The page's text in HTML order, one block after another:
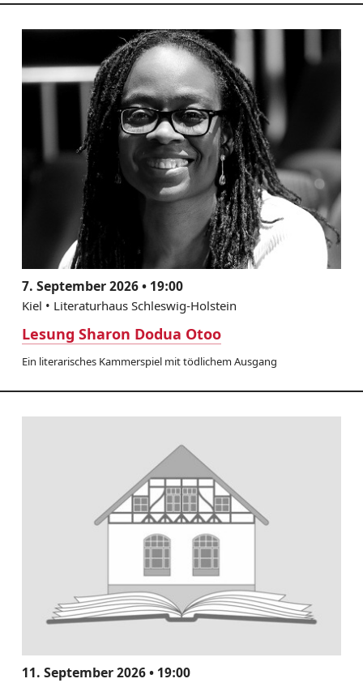
7. September 2026 • 19:00
Kiel • Literaturhaus Schleswig-Holstein
Lesung Sharon Dodua Otoo
Ein literarisches Kammerspiel mit tödlichem Ausgang
11. September 2026 • 19:00